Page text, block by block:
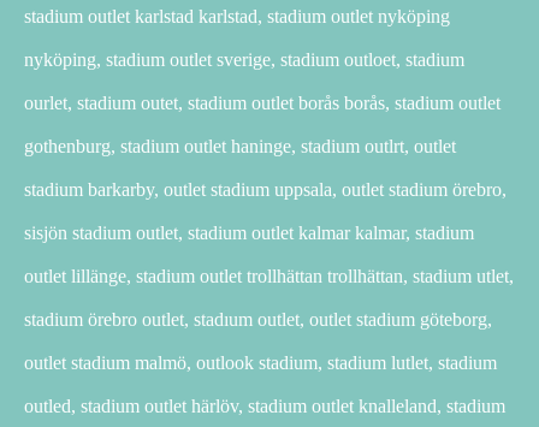
stadium outlet karlstad karlstad, stadium outlet nyköping
nyköping, stadium outlet sverige, stadium outloet, stadium
ourlet, stadium outet, stadium outlet borås borås, stadium outlet
gothenburg, stadium outlet haninge, stadium outlrt, outlet
stadium barkarby, outlet stadium uppsala, outlet stadium örebro,
sisjön stadium outlet, stadium outlet kalmar kalmar, stadium
outlet lillänge, stadium outlet trollhättan trollhättan, stadium utlet,
stadium örebro outlet, stadıum outlet, outlet stadium göteborg,
outlet stadium malmö, outlook stadium, stadium lutlet, stadium
outled, stadium outlet härlöv, stadium outlet knalleland, stadium